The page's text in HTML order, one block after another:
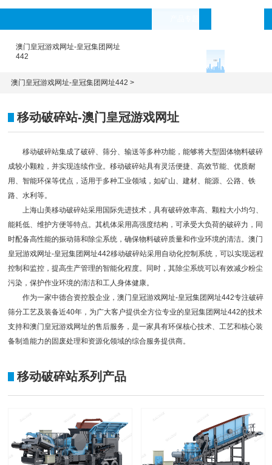
澳门皇冠游戏网址-皇冠集团网址
442
澳门皇冠游戏网址-皇冠集团网址442 >
移动破碎站-澳门皇冠游戏网址
移动破碎站集成了破碎、筛分、输送等多种功能，能够将大型固体物料破碎
成较小颗粒，并实现连续作业。移动破碎站具有灵活便捷、高效节能、优质耐
用、智能环保等优点，适用于多种工业领域，如矿山、建材、能源、公路、铁
路、水利等。
上海山美移动破碎站采用国际先进技术，具有破碎效率高、颗粒大小均匀、
能耗低、维护方便等特点。其机体采用高强度结构，可承受大负荷的破碎力，同
时配备高性能的振动筛和除尘系统，确保物料破碎质量和作业环境的清洁。澳门
皇冠游戏网址-皇冠集团网址442移动破碎站采用自动化控制系统，可以实现远程
控制和监控，提高生产管理的智能化程度。同时，其除尘系统可以有效减少粉尘
污染，保护作业环境的清洁和工人身体健康。
作为一家中德合资控股企业，澳门皇冠游戏网址-皇冠集团网址442专注破碎
筛分工艺及装备近40年，为广大客户提供全方位专业的皇冠集团网址442的技术
支持和澳门皇冠游戏网址的售后服务，是一家具有环保核心技术、工艺和核心装
备制造能力的固废处理和资源化领域的综合服务提供商。
移动破碎站系列产品